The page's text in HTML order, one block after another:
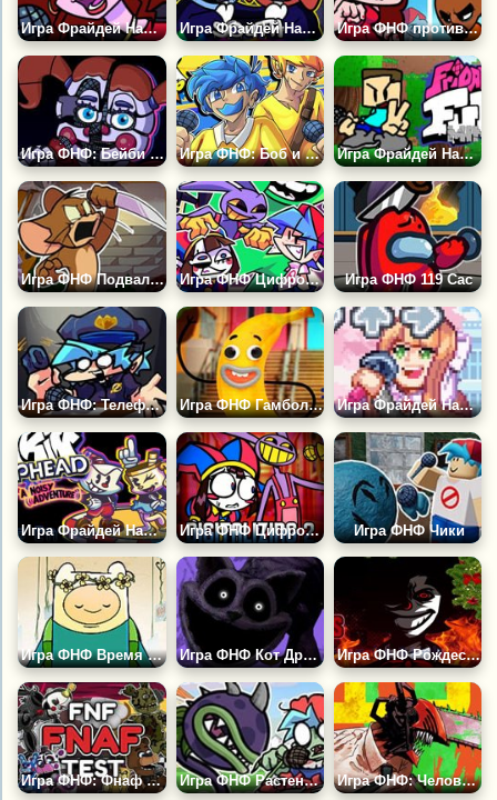
Игра Фрайдей Найт Фанкин: Мама Игра Фрайдей Найт Фанкин: Скид и Памп Игра ФНФ против Гёрлфренд
Игра ФНФ: Бейби ФНАФ Игра ФНФ: Боб и Босип Игра Фрайдей Найт Фанкин: Майнкрафт
Игра ФНФ Подвальное Шоу: Том и Джерри Крипипаста Игра ФНФ Цифровой Цирк: Оцифровка, Поют Все Игра ФНФ 119 Сас
Игра ФНФ: Телефонный Парень ФНАФ Игра ФНФ Гамбол: Банана Фанкин Игра Фрайдей Найт Фанкин: Моника
Игра Фрайдей Найт Фанкин: Капхед Игра ФНФ Цифровой Цирк: Оцифровка 2 Игра ФНФ Чики
Игра ФНФ Время Приключений: Мы Пойдём с Тобой Игра ФНФ Кот Дремот: Кровавые Сны Игра ФНФ Рождество в Округе
Игра ФНФ: Фнаф Тест Игра ФНФ Растения против Зомби: Зубастик Игра ФНФ: Человек Бензопила